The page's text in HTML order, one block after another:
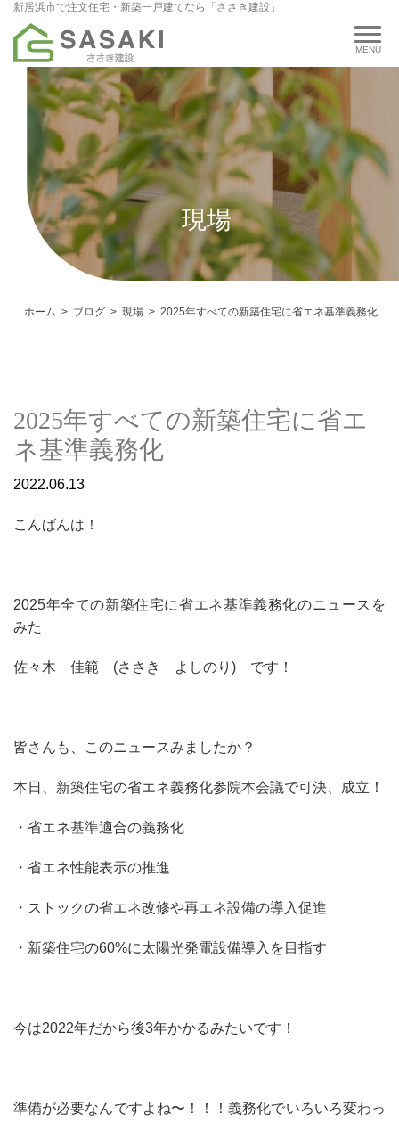
新居浜市で注文住宅・新築一戸建てなら「ささき建設」
現場
ホーム ブログ 現場 2025年すべての新築住宅に省エネ基準義務化
2025年すべての新築住宅に省エ
ネ基準義務化
2022.06.13
こんばんは！
2025年全ての新築住宅に省エネ基準義務化のニュースを
みた
佐々木 佳範 (ささき よしのり) です！
皆さんも、このニュースみましたか？
本日、 新築住宅の省エネ義務化参院本会議で可決、成立！
・省エネ基準適合の義務化
・省エネ性能表示の推進
・ストックの省エネ改修や再エネ設備の導入促進
・新築住宅の60%に太陽光発電設備導入を目指す
今は2022年だから後3年かかるみたいです！
準備が必要なんですよね〜！！！義務化でいろいろ変わっ